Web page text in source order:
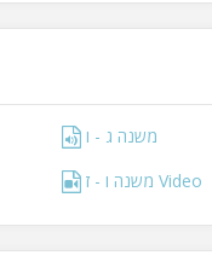
משנה ג - ו
משנה ו - ז Video